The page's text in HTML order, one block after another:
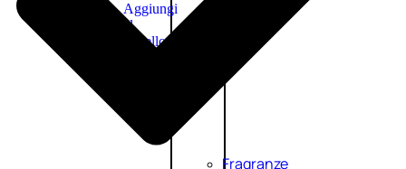
Aggiungi
al
carrello
Fragranze